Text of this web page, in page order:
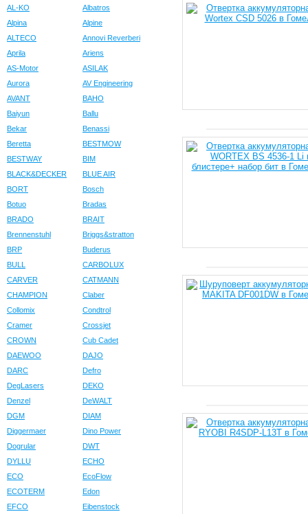
AL-KO
Albatros
Alpina
Alpine
ALTECO
Annovi Reverberi
Aprila
Ariens
AS-Motor
ASILAK
Aurora
AV Engineering
AVANT
BAHO
Baiyun
Ballu
Bekar
Benassi
Beretta
BESTMOW
BESTWAY
BIM
BLACK&DECKER
BLUE AIR
BORT
Bosch
Botuo
Bradas
BRADO
BRAIT
Brennenstuhl
Briggs&stratton
BRP
Buderus
BULL
CARBOLUX
CARVER
CATMANN
CHAMPION
Claber
Collomix
Condtrol
Cramer
Crossjet
CROWN
Cub Cadet
DAEWOO
DAJO
DARC
Defro
DegLasers
DEKO
Denzel
DeWALT
DGM
DIAM
Diggermaer
Dino Power
Dogrular
DWT
DYLLU
ECHO
ECO
EcoFlow
ECOTERM
Edon
EFCO
Eibenstock